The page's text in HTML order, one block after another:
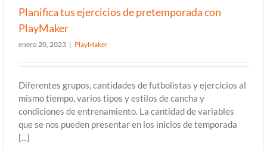
Planifica tus ejercicios de pretemporada con
PlayMaker
enero 20, 2023 | PlayMaker
Diferentes grupos, cantidades de futbolistas y ejercicios al
mismo tiempo, varios tipos y estilos de cancha y
condiciones de entrenamiento. La cantidad de variables
que se nos pueden presentar en los inicios de temporada
[...]